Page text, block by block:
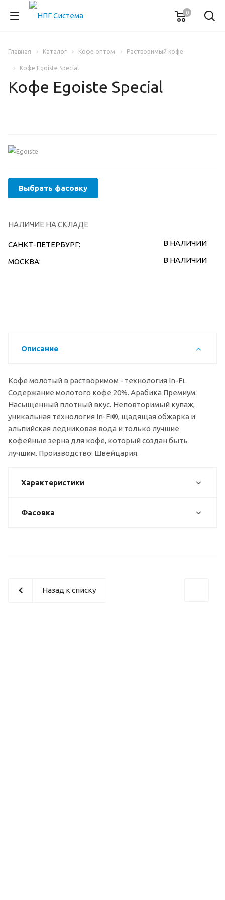
0
Главная Каталог Кофе оптом Растворимый кофе
Кофе Egoiste Special
Кофе Egoiste Special
Выбрать фасовку
НАЛИЧИЕ НА СКЛАДЕ
САНКТ-ПЕТЕРБУРГ: В НАЛИЧИИ
МОСКВА: В НАЛИЧИИ
Описание
Кофе молотый в растворимом - технология In-Fi.
Содержание молотого кофе 20%. Арабика Премиум.
Насыщенный плотный вкус. Неповторимый купаж,
уникальная технология In-Fi®, щадящая обжарка и
альпийская ледниковая вода и только лучшие
кофейные зерна для кофе, который создан быть
лучшим. Производство: Швейцария.
Характеристики
Фасовка
Назад к списку